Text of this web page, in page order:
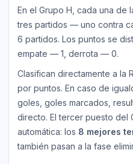
En el Grupo H, cada una de
tres partidos — uno contra
6 partidos. Los puntos se
empate — 1, derrota — 0.
Clasifican directamente a la
por puntos. En caso de
goles, goles marcados,
directo. El tercer puesto del
automática: los 8 mejores
también pasan a la fase